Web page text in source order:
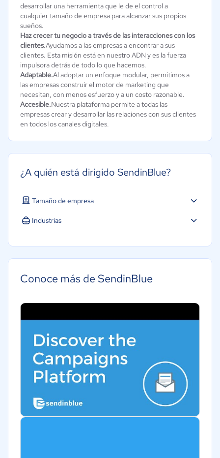
desarrollar una herramienta que le de el control a
cualquier tamaño de empresa para alcanzar sus propios
sueños.
Haz crecer tu negocio a través de las interacciones con los
clientes.Ayudamos a las empresas a encontrar a sus
clientes. Esta misión está en nuestro ADN y es la fuerza
impulsora detrás de todo lo que hacemos.
Adaptable.Al adoptar un enfoque modular, permitimos a
las empresas construir el motor de marketing que
necesitan, con menos esfuerzo y a un costo razonable.
Accesible.Nuestra plataforma permite a todas las
empresas crear y desarrollar las relaciones con sus clientes
en todos los canales digitales.
¿A quién está dirigido SendinBlue?
Tamaño de empresa
Industrias
Conoce más de SendinBlue